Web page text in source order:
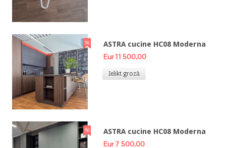
ASTRA cucine HC08 Moderna
Eur 11 500,00
Ielikt grozā
ASTRA cucine HC08 Moderna
Eur 7 500,00